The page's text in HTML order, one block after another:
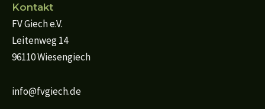
Kontakt
FV Giech e.V.
Leitenweg 14
96110 Wiesengiech
info@fvgiech.de